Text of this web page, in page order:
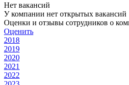
Нет вакансий
У компании нет открытых вакансий
Оценки и отзывы сотрудников о
Оценить
2018
2019
2020
2021
2022